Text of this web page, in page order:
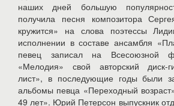
наших дней большую
получила песня композитора
кружится» на слова поэтессы
исполнении в составе ансамбля
певец записал на Всесоюзной
«Мелодия» свой авторский диск-
лист», в последующие годы были
альбомы певца «Переходный
49 лет». Юрий Петерсон выпускник